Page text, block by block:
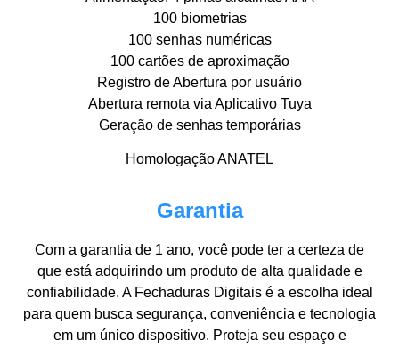
100 biometrias
100 senhas numéricas
100 cartões de aproximação
Registro de Abertura por usuário
Abertura remota via Aplicativo Tuya
Geração de senhas temporárias
Homologação ANATEL
Garantia
Com a garantia de 1 ano, você pode ter a certeza de
que está adquirindo um produto de alta qualidade e
confiabilidade. A Fechaduras Digitais é a escolha ideal
para quem busca segurança, conveniência e tecnologia
em um único dispositivo. Proteja seu espaço e